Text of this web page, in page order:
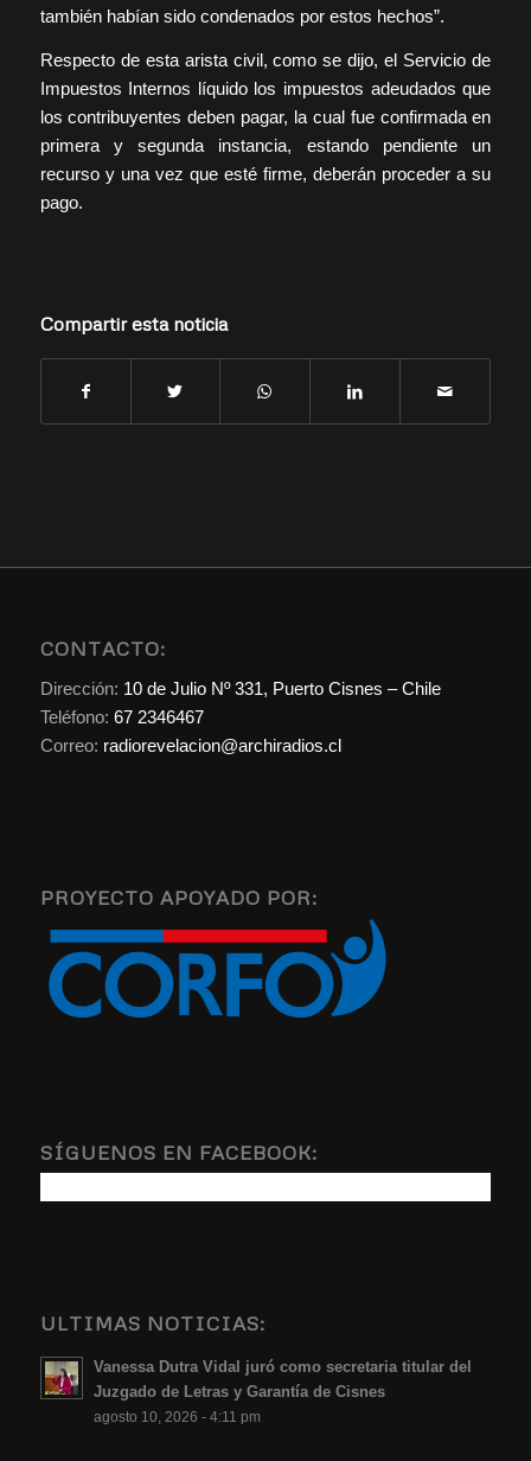
también habían sido condenados por estos hechos”.
Respecto de esta arista civil, como se dijo, el Servicio de
Impuestos Internos líquido los impuestos adeudados que
los contribuyentes deben pagar, la cual fue confirmada en
primera y segunda instancia, estando pendiente un
recurso y una vez que esté firme, deberán proceder a su
pago.
Compartir esta noticia
CONTACTO:
Dirección: 10 de Julio Nº 331, Puerto Cisnes – Chile
Teléfono: 67 2346467
Correo: radiorevelacion@archiradios.cl
PROYECTO APOYADO POR:
SÍGUENOS EN FACEBOOK:
ULTIMAS NOTICIAS:
Vanessa Dutra Vidal juró como secretaria titular del
Juzgado de Letras y Garantía de Cisnes
agosto 10, 2026 - 4:11 pm